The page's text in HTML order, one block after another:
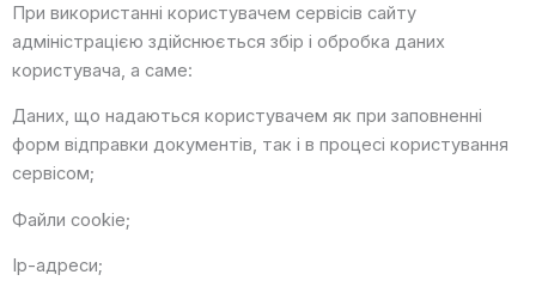
При використанні користувачем сервісів сайту
адміністрацією здійснюється збір і обробка даних
користувача, а саме:
Даних, що надаються користувачем як при заповненні
форм відправки документів, так і в процесі користування
сервісом;
Файли cookie;
Ір-адреси;